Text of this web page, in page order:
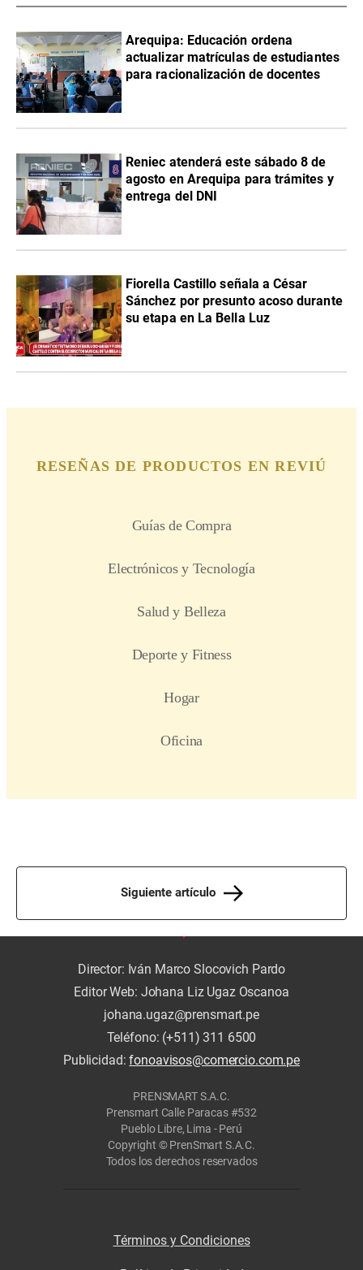
Arequipa: Educación ordena
actualizar matrículas de estudiantes
para racionalización de docentes
Reniec atenderá este sábado 8 de
agosto en Arequipa para trámites y
entrega del DNI
Fiorella Castillo señala a César
Sánchez por presunto acoso durante
su etapa en La Bella Luz
Siguiente artículo
Director: Iván Marco Slocovich Pardo
Editor Web: Johana Liz Ugaz Oscanoa
johana.ugaz@prensmart.pe
Teléfono: (+511) 311 6500
Publicidad:fonoavisos@comercio.com.pe
PRENSMART S.A.C.
Prensmart Calle Paracas #532
Pueblo Libre, Lima - Perú
Copyright © PrenSmart S.A.C.
Todos los derechos reservados
Términos y Condiciones